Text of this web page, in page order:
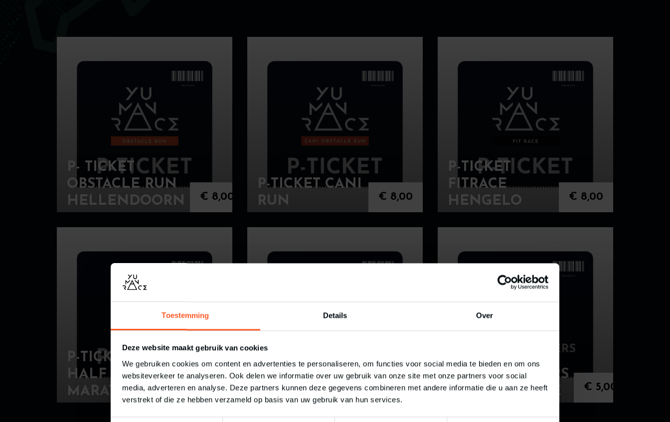
Toestemming Details Over
Deze website maakt gebruik van cookies
We gebruiken cookies om content en advertenties te personaliseren, om functies voor social media te bieden en om ons
websiteverkeer te analyseren. Ook delen we informatie over uw gebruik van onze site met onze partners voor social
media, adverteren en analyse. Deze partners kunnen deze gegevens combineren met andere informatie die u aan ze heeft
verstrekt of die ze hebben verzameld op basis van uw gebruik van hun services.
P- TICKET
OBSTACLE RUN
HELLENDOORN
€ 8,00
P-TICKET CANI
RUN
€ 8,00
P-TICKET
FITRACE
HENGELO
€ 8,00
P-TICKET
HALF
MARATHON
€ 8,00
P-TICKET KIDS
OBSTACLE RUN
HELLENDOORN
€8,00
TOESCHOUWERS
TICKET FITRACE
€ 5,00